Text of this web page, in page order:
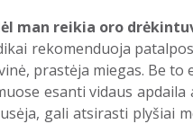
man reikia oro
rekomenduoja
prastėja miegas. Be
esanti vidaus
gali atsirasti plyšiai